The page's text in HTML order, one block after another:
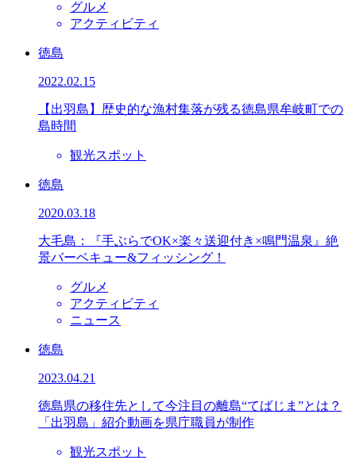
グルメ
アクティビティ
徳島
2022.02.15
【出羽島】歴史的な漁村集落が残る徳島県牟岐町での
島時間
観光スポット
徳島
2020.03.18
大毛島：『手ぶらでOK×楽々送迎付き×鳴門温泉』絶
景バーベキュー&フィッシング！
グルメ
アクティビティ
ニュース
徳島
2023.04.21
徳島県の移住先として今注目の離島“てばじま”とは？
「出羽島」紹介動画を県庁職員が制作
観光スポット